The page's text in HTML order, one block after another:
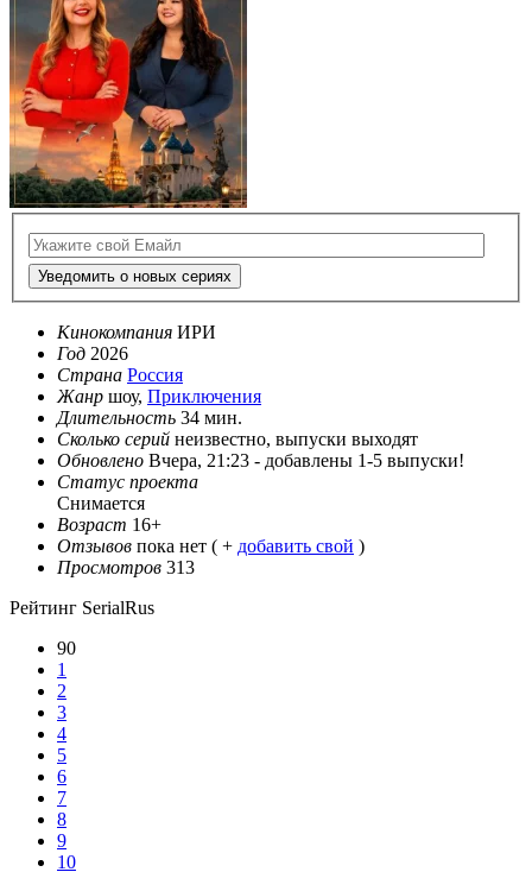
Уведомить о новых сериях
Кинокомпания ИРИ
Год 2026
Страна Россия
Жанр шоу, Приключения
Длительность 34 мин.
Сколько серий неизвестно, выпуски выходят
Обновлено Вчера, 21:23 - добавлены 1-5 выпуски!
Статус проекта
Снимается
Возраст 16+
Отзывов пока нет ( + добавить свой )
Просмотров 313
Рейтинг SerialRus
90
1
2
3
4
5
6
7
8
9
10